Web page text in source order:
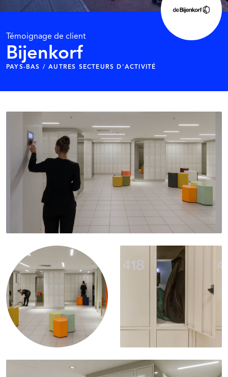
Témoignage de client
Bijenkorf
PAYS-BAS / AUTRES SECTEURS D'ACTIVITÉ